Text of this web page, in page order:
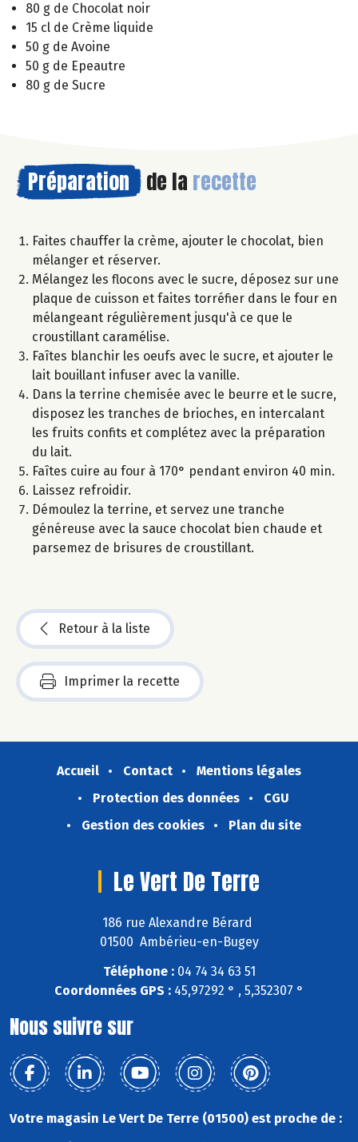
80 g de Chocolat noir
15 cl de Crème liquide
50 g de Avoine
50 g de Epeautre
80 g de Sucre
Préparation de la recette
Faites chauffer la crème, ajouter le chocolat, bien
mélanger et réserver.
Mélangez les flocons avec le sucre, déposez sur une
plaque de cuisson et faites torréfier dans le four en
mélangeant régulièrement jusqu'à ce que le
croustillant caramélise.
Faîtes blanchir les oeufs avec le sucre, et ajouter le
lait bouillant infuser avec la vanille.
Dans la terrine chemisée avec le beurre et le sucre,
disposez les tranches de brioches, en intercalant
les fruits confits et complétez avec la préparation
du lait.
Faîtes cuire au four à 170° pendant environ 40 min.
Laissez refroidir.
Démoulez la terrine, et servez une tranche
généreuse avec la sauce chocolat bien chaude et
parsemez de brisures de croustillant.
Retour à la liste
Imprimer la recette
Accueil Contact
Mentions légales
Protection des données
CGU
Gestion des cookies
Plan du site
Le Vert De Terre
186 rue Alexandre Bérard
01500 Ambérieu-en-Bugey
Téléphone :04 74 34 63 51
Coordonnées GPS : 45,97292 ° , 5,352307 °
Nous suivre sur
Votre magasin Le Vert De Terre (01500) est proche de :